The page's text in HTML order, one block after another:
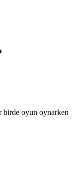
birde oyun oynarken